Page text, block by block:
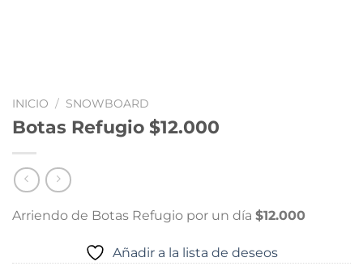
INICIO / SNOWBOARD
Botas Refugio $12.000
Arriendo de Botas Refugio por un día $12.000
Añadir a la lista de deseos